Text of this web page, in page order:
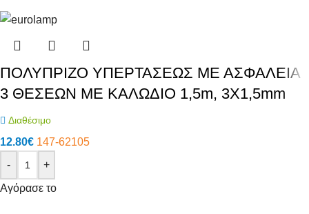
ΠΟΛΥΠΡΙΖΟ ΥΠΕΡΤΑΣΕΩΣ ΜΕ ΑΣΦΑΛΕΙΑ
3 ΘΕΣΕΩΝ ΜΕ ΚΑΛΩΔΙΟ 1,5m, 3X1,5mm
Διαθέσιμο
12.80€ 147-62105
-
+
Αγόρασε το